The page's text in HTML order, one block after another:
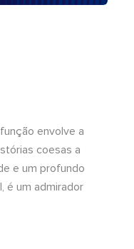
envolve a
coesas a
e um profundo
é um admirador